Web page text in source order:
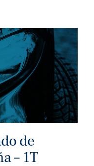
de
– 1T